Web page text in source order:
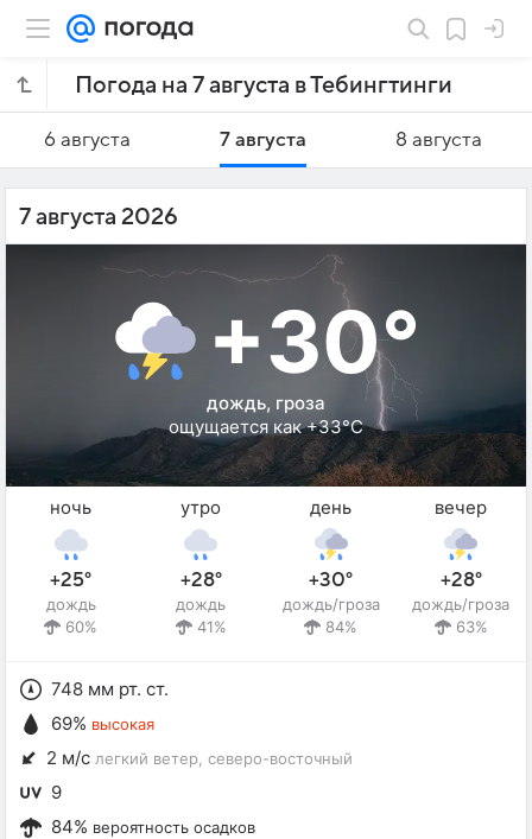
Погода на 7 августа в Тебингтинги
6 августа 7 августа 8 августа
7 августа 2026
+30°
дождь, гроза
ощущается как +33°C
ночь
+25°
дождь
60%
утро
+28°
дождь
41%
день
+30°
дождь/гроза
84%
вечер
+28°
дождь/гроза
63%
748 мм рт. ст.
69% высокая
2 м/с легкий ветер , северо-восточный
9
84% вероятность осадков